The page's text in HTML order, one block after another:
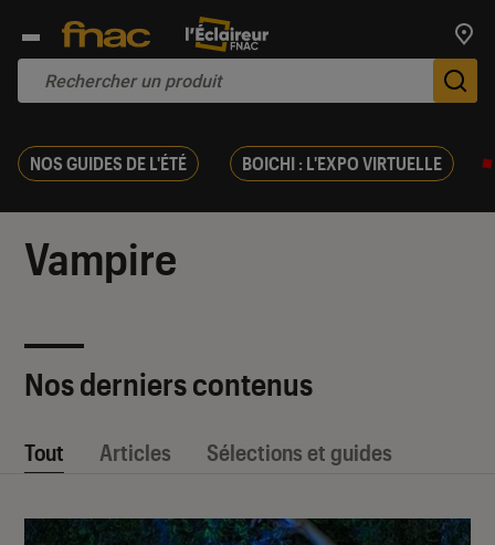
NOS GUIDES DE L'ÉTÉ BOICHI : L'EXPO VIRTUELLE
Vampire
Nos derniers contenus
Tout Articles Sélections et guides